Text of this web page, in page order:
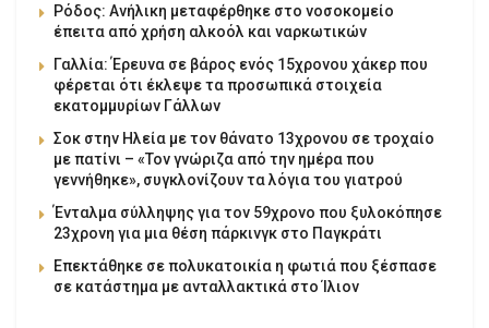
Ρόδος: Ανήλικη μεταφέρθηκε στο νοσοκομείο
έπειτα από χρήση αλκοόλ και ναρκωτικών
Γαλλία: Έρευνα σε βάρος ενός 15χρονου χάκερ που
φέρεται ότι έκλεψε τα προσωπικά στοιχεία
εκατομμυρίων Γάλλων
Σοκ στην Ηλεία με τον θάνατο 13χρονου σε τροχαίο
με πατίνι – «Τον γνώριζα από την ημέρα που
γεννήθηκε», συγκλονίζουν τα λόγια του γιατρού
Ένταλμα σύλληψης για τον 59χρονο που ξυλοκόπησε
23χρονη για μια θέση πάρκινγκ στο Παγκράτι
Επεκτάθηκε σε πολυκατοικία η φωτιά που ξέσπασε
σε κατάστημα με ανταλλακτικά στο Ίλιον